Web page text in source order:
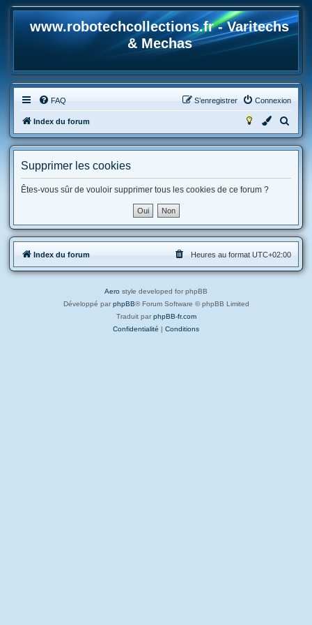
www.robotechcollections.fr - Varitechs
& Mechas
FAQ Connexion
S’enregistrer
Index du forum
e
h
e
r
Supprimer les cookies
Êtes-vous sûr de vouloir supprimer tous les cookies de ce forum ?
Index du forum Heures au format UTC+02:00
Aero style developed for phpBB
Développé par phpBB® Forum Software © phpBB Limited
Traduit par phpBB-fr.com
Confidentialité | Conditions